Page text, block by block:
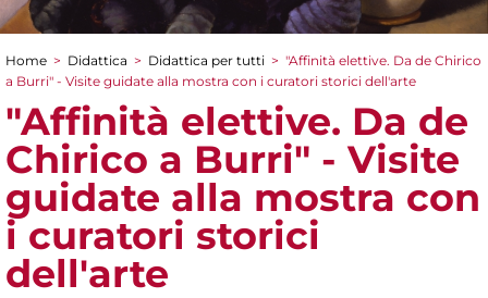
Tu sei qui
Home > Didattica > Didattica per tutti > "Affinità elettive. Da de Chirico
a Burri" - Visite guidate alla mostra con i curatori storici dell'arte
"Affinità elettive. Da de
Chirico a Burri" - Visite
guidate alla mostra con
i curatori storici
dell'arte